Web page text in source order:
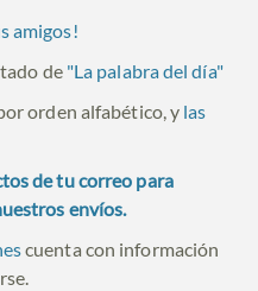
amigos!
de "La palabra del día"
orden alfabético, y las
de tu correo para
envíos.
cuenta con información